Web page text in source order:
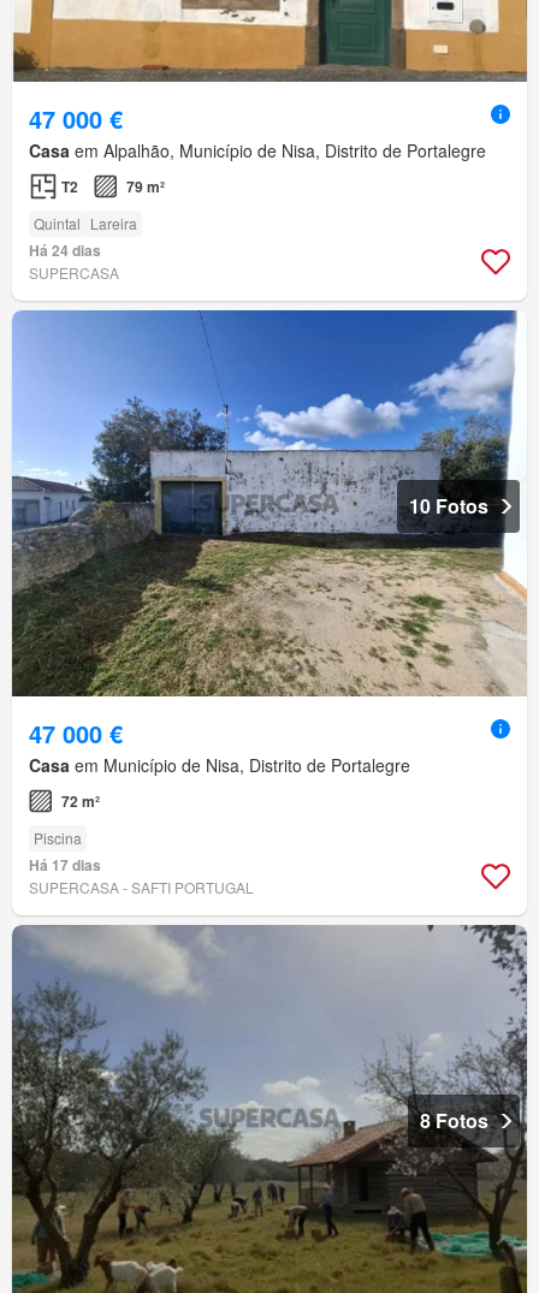
47 000 €
Casa em Alpalhão, Município de Nisa, Distrito de Portalegre
T2 79 m²
Quintal Lareira
Há 24 dias
SUPERCASA
10 Fotos
47 000 €
Casa em Município de Nisa, Distrito de Portalegre
72 m²
Piscina
Há 17 dias
SUPERCASA - SAFTI PORTUGAL
8 Fotos